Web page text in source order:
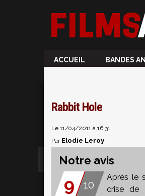
ACCUEIL BANDES
Rabbit Hole
Le 11/04/2011 à 16:31
Par Elodie Leroy
Notre avis
9 10
Après le
crise de